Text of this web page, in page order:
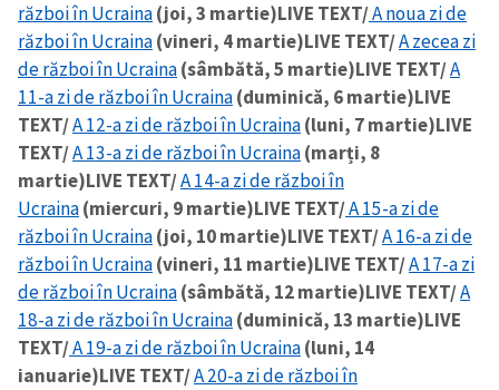
război în Ucraina(joi, 3 martie)LIVE TEXT/A noua zi de
război în Ucraina(vineri, 4 martie)LIVE TEXT/A zecea zi
de război în Ucraina(sâmbătă, 5 martie)LIVE TEXT/A
11-a zi de război în Ucraina(duminică, 6 martie)LIVE
TEXT/A 12-a zi de război în Ucraina(luni, 7 martie)LIVE
TEXT/A 13-a zi de război în Ucraina(marți, 8
martie)LIVE TEXT/A 14-a zi de război în
Ucraina(miercuri, 9 martie)LIVE TEXT/A 15-a zi de
război în Ucraina(joi, 10 martie)LIVE TEXT/A 16-a zi de
război în Ucraina(vineri, 11 martie)LIVE TEXT/A 17-a zi
de război în Ucraina(sâmbătă, 12 martie)LIVE TEXT/A
18-a zi de război în Ucraina(duminică, 13 martie)LIVE
TEXT/A 19-a zi de război în Ucraina(luni, 14
ianuarie)LIVE TEXT/A 20-a zi de război în